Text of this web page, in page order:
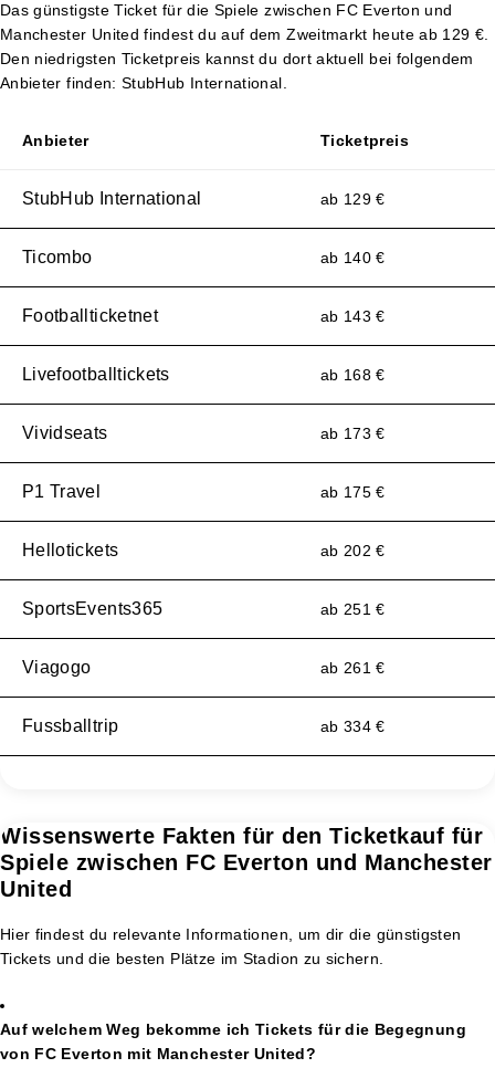
Das günstigste Ticket für die Spiele zwischen FC Everton und
Manchester United findest du auf dem Zweitmarkt heute ab 129 €.
Den niedrigsten Ticketpreis kannst du dort aktuell bei folgendem
Anbieter finden: StubHub International.
Anbieter Ticketpreis
StubHub International ab 129 €
Ticombo ab 140 €
Footballticketnet ab 143 €
Livefootballtickets ab 168 €
Vividseats ab 173 €
P1 Travel ab 175 €
Hellotickets ab 202 €
SportsEvents365 ab 251 €
Viagogo ab 261 €
Fussballtrip ab 334 €
Wissenswerte Fakten für den Ticketkauf für
Spiele zwischen FC Everton und Manchester
United
Hier findest du relevante Informationen, um dir die günstigsten
Tickets und die besten Plätze im Stadion zu sichern.
Auf welchem Weg bekomme ich Tickets für die Begegnung
von FC Everton mit Manchester United?